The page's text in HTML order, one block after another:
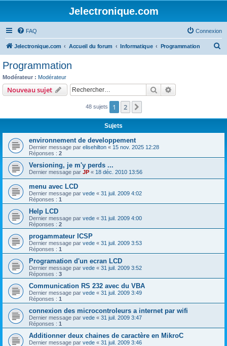
Jelectronique.com
FAQ Connexion
Jelectronique.com Accueil du forum Informatique Programmation
c
Programmation
Modérateur : Modérateur
Nouveau sujet Rechercher
48 sujets 1 2
Sujets
environnement de developpement
Dernier message par elisehilton « 15 nov. 2025 12:28
Réponses : 2
Versioning, je m'y perds ...
Dernier message par JP « 18 déc. 2010 13:56
menu avec LCD
Dernier message par vede « 31 juil. 2009 4:02
Réponses : 1
Help LCD
Dernier message par vede « 31 juil. 2009 4:00
Réponses : 2
progammateur ICSP
Dernier message par vede « 31 juil. 2009 3:53
Réponses : 1
Programation d'un ecran LCD
Dernier message par vede « 31 juil. 2009 3:52
Réponses : 3
Communication RS 232 avec du VBA
Dernier message par vede « 31 juil. 2009 3:49
Réponses : 1
connexion des microcontroleurs a internet par wifi
Dernier message par vede « 31 juil. 2009 3:47
Réponses : 1
Additionner deux chaines de caractère en MikroC
Dernier message par vede « 31 juil. 2009 3:46